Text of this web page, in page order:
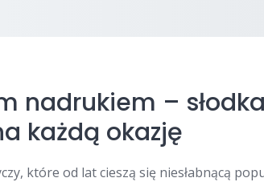
nadrukiem – słodka
każdą okazję
które od lat cieszą się niesłabnącą